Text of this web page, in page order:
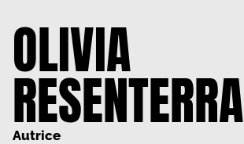
OLIVIA
RESENTERRA
Autrice